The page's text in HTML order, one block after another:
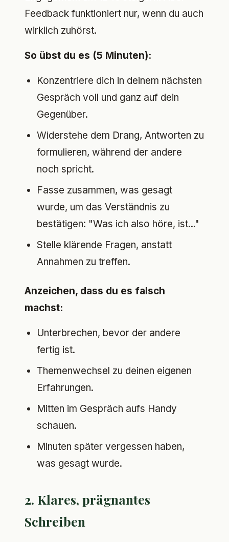
Feedback funktioniert nur, wenn du auch
wirklich zuhörst.
So übst du es (5 Minuten):
Konzentriere dich in deinem nächsten
Gespräch voll und ganz auf dein
Gegenüber.
Widerstehe dem Drang, Antworten zu
formulieren, während der andere
noch spricht.
Fasse zusammen, was gesagt
wurde, um das Verständnis zu
bestätigen: "Was ich also höre, ist..."
Stelle klärende Fragen, anstatt
Annahmen zu treffen.
Anzeichen, dass du es falsch
machst:
Unterbrechen, bevor der andere
fertig ist.
Themenwechsel zu deinen eigenen
Erfahrungen.
Mitten im Gespräch aufs Handy
schauen.
Minuten später vergessen haben,
was gesagt wurde.
2. Klares, prägnantes
Schreiben